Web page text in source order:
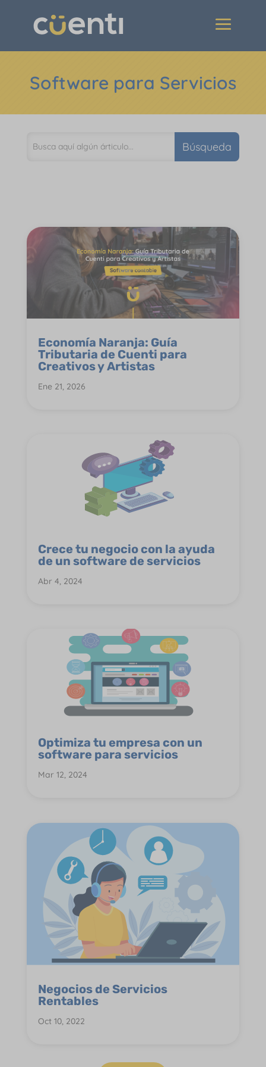
Software para Servicios
Economía Naranja: Guía
Tributaria de Cuenti para
Creativos y Artistas
Ene 21, 2026
Crece tu negocio con la ayuda
de un software de servicios
Abr 4, 2024
Optimiza tu empresa con un
software para servicios
Mar 12, 2024
Negocios de Servicios
Rentables
Oct 10, 2022